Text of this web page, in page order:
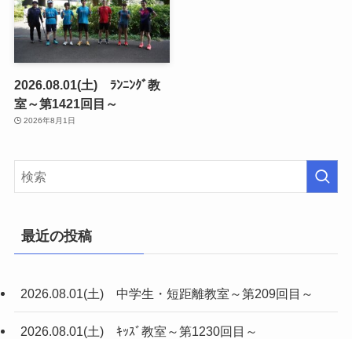
2026.08.01(土) ﾗﾝﾆﾝｸﾞ教
室～第1421回目～
2026年8月1日
最近の投稿
2026.08.01(土) 中学生・短距離教室～第209回目～
2026.08.01(土) ｷｯｽﾞ教室～第1230回目～